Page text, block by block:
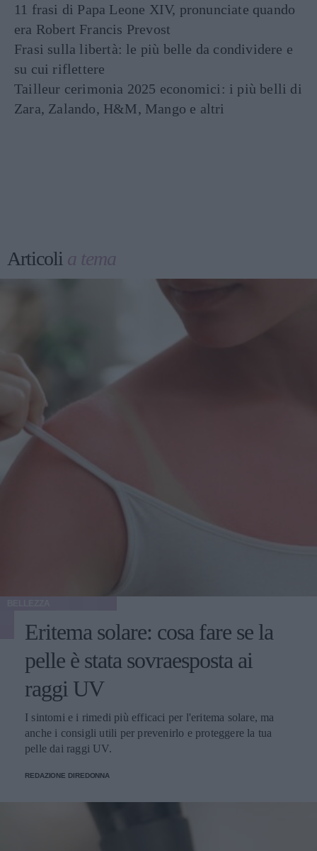
11 frasi di Papa Leone XIV, pronunciate quando
era Robert Francis Prevost
Frasi sulla libertà: le più belle da condividere e
su cui riflettere
Tailleur cerimonia 2025 economici: i più belli di
Zara, Zalando, H&M, Mango e altri
Articoli a tema
Eritema solare: cosa fare se la
pelle è stata sovraesposta ai
raggi UV
I sintomi e i rimedi più efficaci per l'eritema solare, ma
anche i consigli utili per prevenirlo e proteggere la tua
pelle dai raggi UV.
REDAZIONE DIREDONNA